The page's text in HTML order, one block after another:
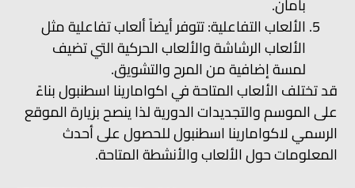
بأمان.
الألعاب التفاعلية: تتوفر أيضاً ألعاب تفاعلية مثل
الألعاب الرشاشة والألعاب الحركية التي تضيف
لمسة إضافية من المرح والتشويق.
قد تختلف الألعاب المتاحة في اكوامارينا اسطنبول بناءً
على الموسم والتجديدات الدورية لذا ينصح بزيارة الموقع
الرسمي لاكوامارينا اسطنبول للحصول على أحدث
المعلومات حول الألعاب والأنشطة المتاحة.